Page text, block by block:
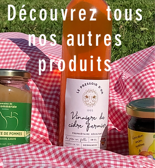
Découvrez tous
nos autres
produits